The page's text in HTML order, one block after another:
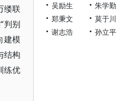
缕联
判别
建模
结构
练优
吴励生
朱学勤
郑秉文
莫于川
谢志浩
孙立平